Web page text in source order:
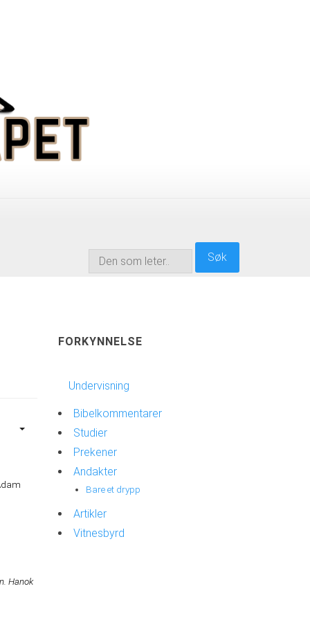
søk Søk
Hanok
FORKYNNELSE
Undervisning
Bibelkommentarer
Studier
Prekener
Andakter
Bare et drypp
Artikler
Vitnesbyrd